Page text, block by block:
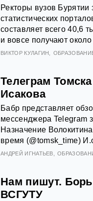
Ректоры вузов
статистических
составляет всего 40,6
и вовсе получают
ВИКТОР КУЛАГИН
Телеграм
Исакова
Бабр представляет
мессенджера Telegram
Назначение
время (@tomsk_time)
АНДРЕЙ ИГНАТЬЕВ
Нам пишут.
ВСГУТУ